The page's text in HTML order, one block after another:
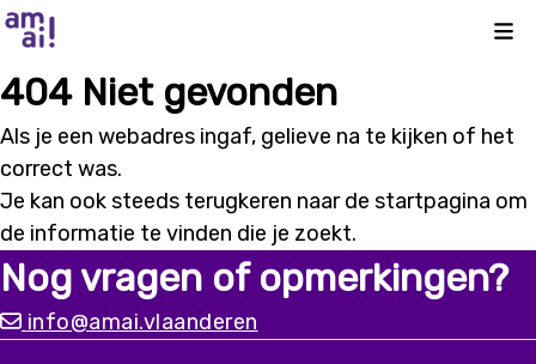
404 Niet gevonden
Als je een webadres ingaf, gelieve na te kijken of het
correct was.
Je kan ook steeds terugkeren naar de startpagina om
de informatie te vinden die je zoekt.
Nog vragen of opmerkingen?
info@amai.vlaanderen